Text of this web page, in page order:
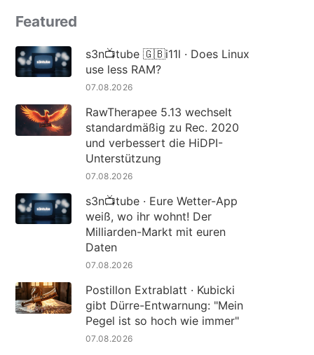
Featured
s3n📺tube 🇬🇧i11l · Does Linux
use less RAM?
07.08.2026
RawTherapee 5.13 wechselt
standardmäßig zu Rec. 2020
und verbessert die HiDPI-
Unterstützung
07.08.2026
s3n📺tube · Eure Wetter-App
weiß, wo ihr wohnt! Der
Milliarden-Markt mit euren
Daten
07.08.2026
Postillon Extrablatt · Kubicki
gibt Dürre-Entwarnung: "Mein
Pegel ist so hoch wie immer"
07.08.2026